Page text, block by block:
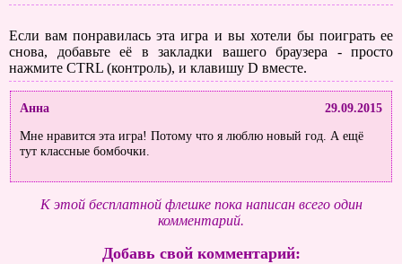
Если вам понравилась эта игра и вы хотели бы поиграть ее
снова, добавьте её в закладки вашего браузера - просто
нажмите CTRL (контроль), и клавишу D вместе.
Анна
29.09.2015
Мне нравится эта игра! Потому что я люблю новый год. А ещё
тут классные бомбочки.
К этой бесплатной флешке пока написан всего один
комментарий.
Добавь свой комментарий: